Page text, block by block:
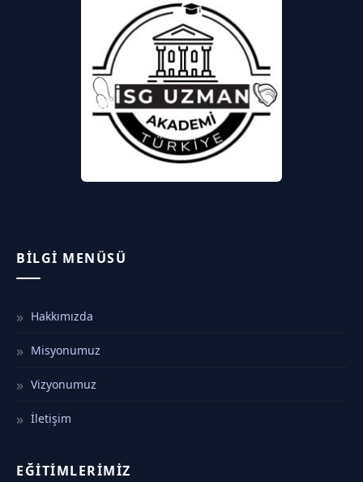
BILGI MENÜSÜ
Hakkımızda
Misyonumuz
Vizyonumuz
İletişim
EĞITIMLERIMIZ